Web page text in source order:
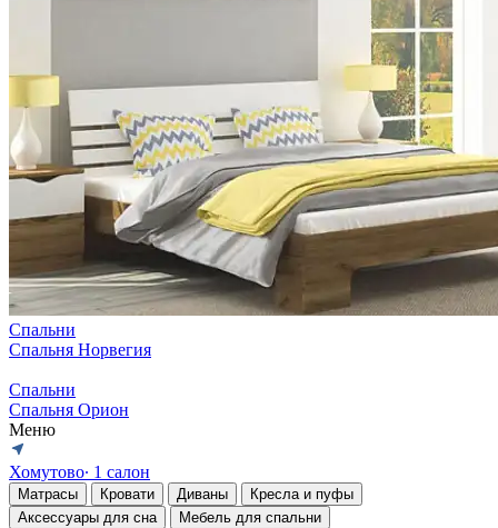
Спальни
Спальня Норвегия
Спальни
Спальня Орион
Меню
Хомутово∙ 1 салон
Матрасы Кровати Диваны
Кресла и пуфы
Аксессуары для сна
Мебель для спальни